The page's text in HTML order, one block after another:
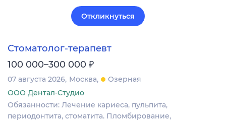
Откликнуться
Стоматолог-терапевт
100 000–300 000 ₽
07 августа 2026 Москва
Озерная
ООО Дентал-Студио
Обязанности: Лечение кариеса, пульпита,
периодонтита, стоматита. Пломбирование,